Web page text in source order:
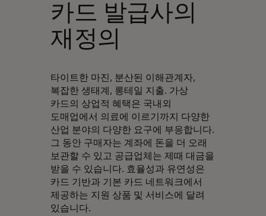
카드 발급사의
재정의
타이트한 마진, 분산된 이해관계자,
복잡한 생태계, 롱테일 지출. 가상
카드의 상업적 혜택은 국내외
도매업에서 의료에 이르기까지 다양한
산업 분야의 다양한 요구에 부응합니다.
그 동안 구매자는 계좌에 돈을 더 오래
보관할 수 있고 공급업체는 제때 대금을
받을 수 있습니다. 효율성과 유연성은
카드 기반과 기본 카드 네트워크에서
제공하는 지원 상품 및 서비스에 달려
있습니다.